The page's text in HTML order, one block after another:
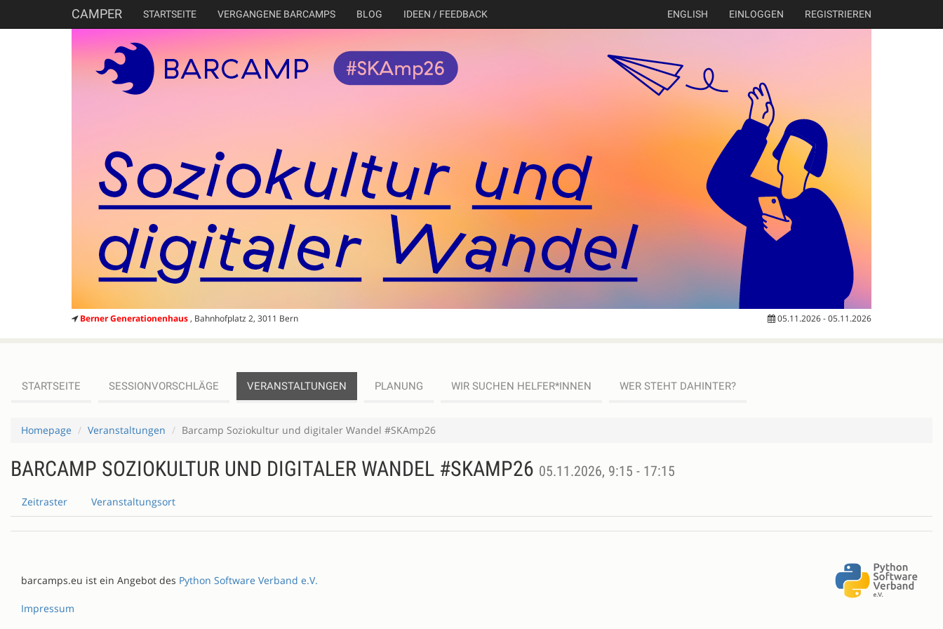
CAMPER STARTSEITE VERGANGENE BARCAMPS BLOG IDEEN / FEEDBACK ENGLISH EINLOGGEN REGISTRIEREN
Berner Generationenhaus, Bahnhofplatz 2, 3011 Bern 05.11.2026 - 05.11.2026
STARTSEITE SESSIONVORSCHLÄGE VERANSTALTUNGEN PLANUNG WIR SUCHEN HELFER*INNEN WER STEHT DAHINTER?
Homepage Veranstaltungen Barcamp Soziokultur und digitaler Wandel #SKAmp26
BARCAMP SOZIOKULTUR UND DIGITALER WANDEL #SKAMP26 05.11.2026, 9:15 - 17:15
Zeitraster Veranstaltungsort
barcamps.eu ist ein Angebot des Python Software Verband e.V.
Impressum